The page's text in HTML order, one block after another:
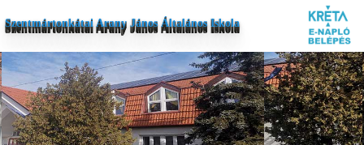
Szentmártonkátai Arany János Általános Iskola